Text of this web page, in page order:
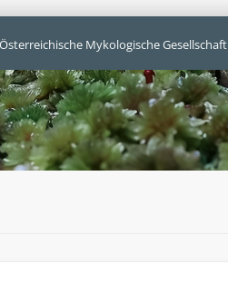
Österreichische Mykologische Gesellschaft